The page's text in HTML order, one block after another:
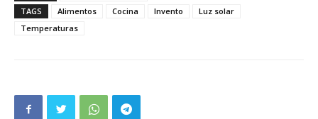
TAGS
Alimentos Cocina Invento
Luz solar
Temperaturas